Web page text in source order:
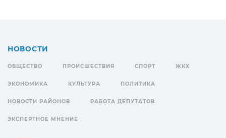
НОВОСТИ
ОБЩЕСТВО ПРОИСШЕСТВИЯ СПОРТ ЖКХ
ЭКОНОМИКА КУЛЬТУРА ПОЛИТИКА
НОВОСТИ РАЙОНОВ РАБОТА ДЕПУТАТОВ
ЭКСПЕРТНОЕ МНЕНИЕ